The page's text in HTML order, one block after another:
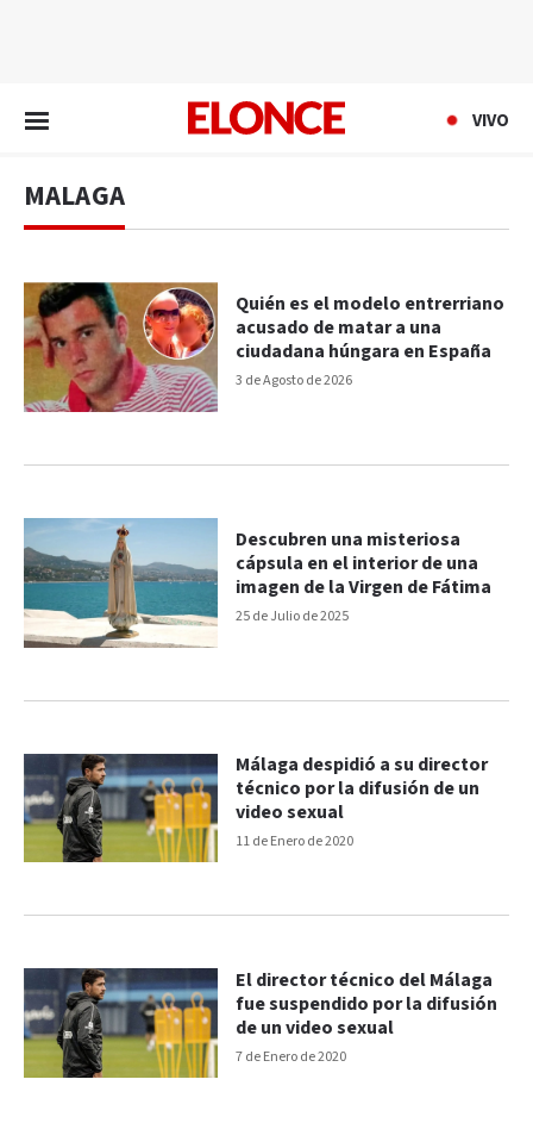
VIVO
MALAGA
3 de Agosto de 2026
Quién es el modelo entrerriano
acusado de matar a una
ciudadana húngara en España
25 de Julio de 2025
Descubren una misteriosa
cápsula en el interior de una
imagen de la Virgen de Fátima
11 de Enero de 2020
Málaga despidió a su director
técnico por la difusión de un
video sexual
7 de Enero de 2020
El director técnico del Málaga
fue suspendido por la difusión
de un video sexual